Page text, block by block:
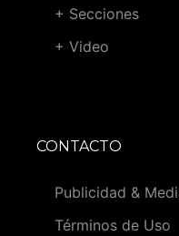
+ Secciones
+ Video
CONTACTO
Publicidad &
Términos de Uso